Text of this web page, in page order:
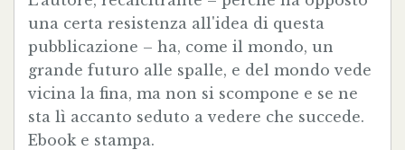
una certa resistenza all'idea di questa
pubblicazione – ha, come il mondo, un
grande futuro alle spalle, e del mondo vede
vicina la fina, ma non si scompone e se ne
sta lì accanto seduto a vedere che succede.
Ebook e stampa.